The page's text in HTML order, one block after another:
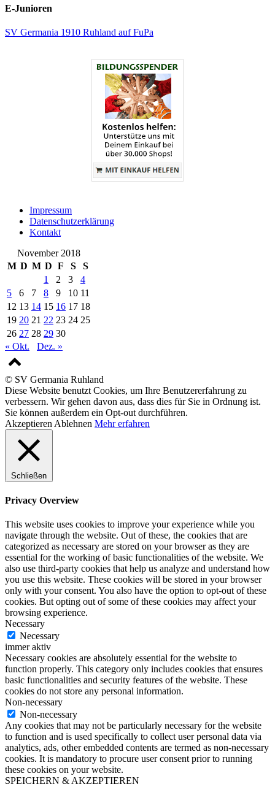
E-Junioren
SV Germania 1910 Ruhland auf FuPa
Impressum
Datenschutzerklärung
Kontakt
November 2018
M D M D F S
S
1
2 3
4
5
6 7 8 9 10 11
12 13 14 15 16 17 18
19 20 21 22 23 24 25
26 27 28 29 30
« Okt.
Dez. »
© SV Germania Ruhland
Diese Website benutzt Cookies, um Ihre Benutzererfahrung zu
verbessern. Wir gehen davon aus, dass dies für Sie in Ordnung ist.
Sie können außerdem ein Opt-out durchführen.
Akzeptieren Ablehnen Mehr erfahren
Schließen
Privacy Overview
This website uses cookies to improve your experience while you
navigate through the website. Out of these, the cookies that are
categorized as necessary are stored on your browser as they are
essential for the working of basic functionalities of the website. We
also use third-party cookies that help us analyze and understand how
you use this website. These cookies will be stored in your browser
only with your consent. You also have the option to opt-out of these
cookies. But opting out of some of these cookies may affect your
browsing experience.
Necessary
Necessary
immer aktiv
Necessary cookies are absolutely essential for the website to
function properly. This category only includes cookies that ensures
basic functionalities and security features of the website. These
cookies do not store any personal information.
Non-necessary
Non-necessary
Any cookies that may not be particularly necessary for the website
to function and is used specifically to collect user personal data via
analytics, ads, other embedded contents are termed as non-necessary
cookies. It is mandatory to procure user consent prior to running
these cookies on your website.
SPEICHERN & AKZEPTIEREN